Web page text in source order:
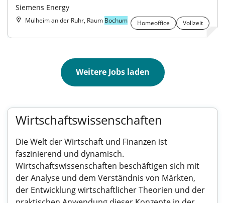
Siemens Energy
Mülheim an der Ruhr, Raum Bochum Homeoffice Vollzeit
Weitere Jobs laden
Wirtschaftswissenschaften
Die Welt der Wirtschaft und Finanzen ist
faszinierend und dynamisch.
Wirtschaftswissenschaften beschäftigen sich mit
der Analyse und dem Verständnis von Märkten,
der Entwicklung wirtschaftlicher Theorien und der